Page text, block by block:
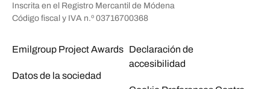
Inscrita en el Registro Mercantil de Módena
Código fiscal y IVA n.º 03716700368
Emilgroup Project Awards
Datos de la sociedad
Declaración de
accesibilidad